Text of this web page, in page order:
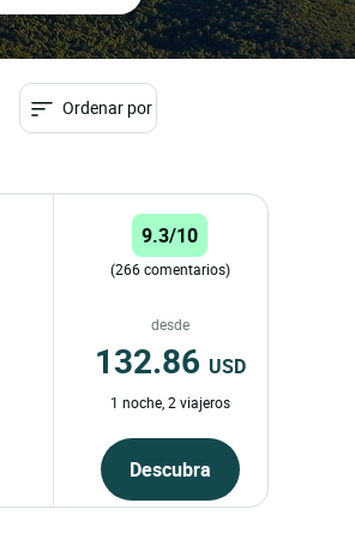
Ordenar por
9.3/10
(266 comentarios)
desde
132.86 USD
1 noche, 2 viajeros
Descubra